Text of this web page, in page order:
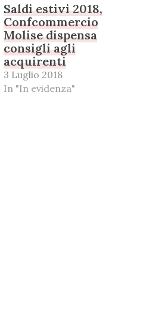
Saldi estivi 2018,
Confcommercio
Molise dispensa
consigli agli
acquirenti
3 Luglio 2018
In "In evidenza"